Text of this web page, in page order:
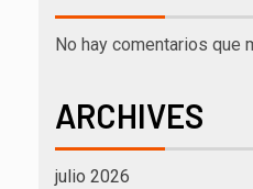
No hay comentarios que
ARCHIVES
julio 2026